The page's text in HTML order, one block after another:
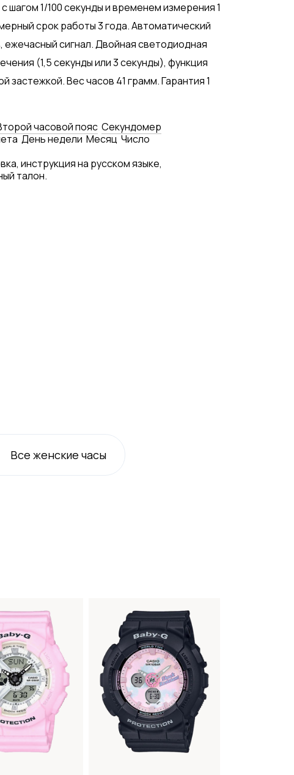
1/100 секунды и временем измерения 1
срок работы 3 года. Автоматический
ежечасный сигнал. Двойная светодиодная
(1,5 секунды или 3 секунды), функция
застежкой. Вес часов 41 грамм. Гарантия 1
часовой пояс Секундомер
День недели Месяц Число
инструкция на русском языке,
талон.
Всеженские часы